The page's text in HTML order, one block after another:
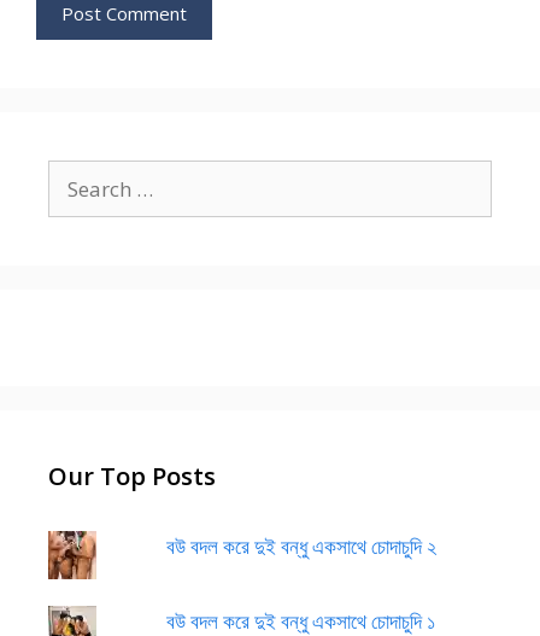
for:
Our Top Posts
বউ বদল করে দুই বন্ধু একসাথে চোদাচুদি ২
বউ বদল করে দুই বন্ধু একসাথে চোদাচুদি ১